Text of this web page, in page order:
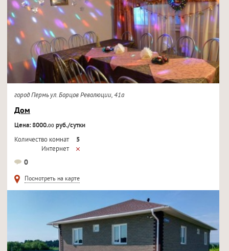
город Пермь ул. Борцов Революции, 41а
Дом
Цена: 8000.00руб./сутки
Количество комнат
5
Интернет
0
Посмотреть на карте